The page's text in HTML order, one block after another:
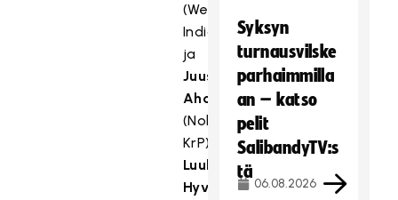
(Westend
Indians)
ja
Juuso
Ahola
(Nokian
KrP),
Luukas
Hyvärinen
Syksyn
turnausvilske
parhaimmilla
an – katso
pelit
SalibandyTV:s
tä
06.08.2026